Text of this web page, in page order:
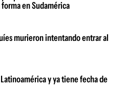
en Sudamérica
murieron intentando entrar al
y ya tiene fecha de